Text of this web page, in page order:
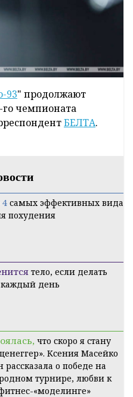
93" продолжают
го чемпионата
БЕЛТА.
самых эффективных вида
похудения
тело, если делать
каждый день
что скоро я стану
Ксения Масейко
рассказала о победе на
турнире, любви к
«моделинге»